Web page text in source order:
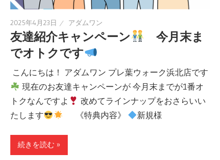
2025年4月23日 アダムワン
友達紹介キャンペーン
今月末ま
でオトクです
‏ こんにちは！ アダムワン プレ葉ウォーク浜北店です
現在のお友達キャンペーンが 今月末までが1番オ
トクなんですよ
改めてラインナップをおさらいい
たします
《特典内容》 新規様
続きを読む »